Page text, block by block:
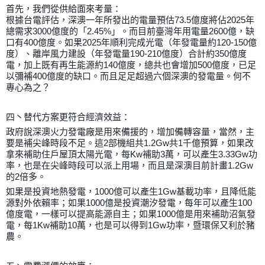
首先，我們從供給面來考量：
根據台電評估，深澳一年所發出的電量預估73.5億度將佔2025年
總需求3000億度的「2.45%」。而目前臺灣年用電量2600億，缺
口有400億度。如果2025年順利完成光電（年發電量約120-150億
度）、離岸風力建設（年發電量190-210億度）合計約350億度
電，加上既有再生能源約140億度，總共也會增加500億度，已足
以彌補400億度的缺口。而且足足超過六個深澳的發電量。何不
專心為之？
四丶替代方案更符合經濟效益：
政府說深澳火力發電廠是用來備援的，增加備轉容量，當然，主
要是補尖峰時段不足。這2部機組共1.2Gw共1千億預算，如果改
拿來補助住戶屋頂太陽光電，每Kw補助3萬，可以產生3.33Gw功
率，也是在尖峰時段可以派上用場，而且是深澳目前計畫1.2Gw
的2倍多。
如果是投資地熱發電，1000億可以產生1Gw基載功率，且降低能
源對外依賴率；如果1000億是投資潮汐發電，每年可以產生100
億度電，一樣可以提高能源自主；如果1000億是用來補助沼氣發
電，每1Kw補助10萬，也是可以得到1Gw功率，暨環保又利於豬
農。